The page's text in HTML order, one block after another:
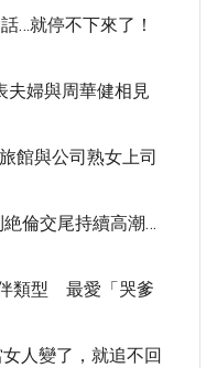
…就停不下來了！
夫婦與周華健相見
館與公司熟女上司
倫交尾持續高潮…
類型 最愛「哭爹
人變了，就追不回